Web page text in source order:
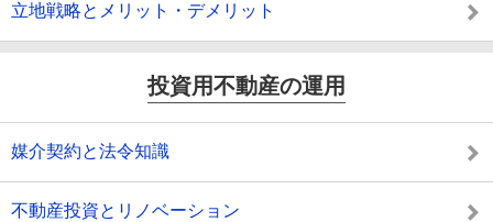
立地戦略とメリット・デメリット
投資用不動産の運用
媒介契約と法令知識
不動産投資とリノベーション